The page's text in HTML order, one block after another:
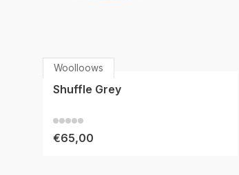
Woolloows
Shuffle Grey
€65,00